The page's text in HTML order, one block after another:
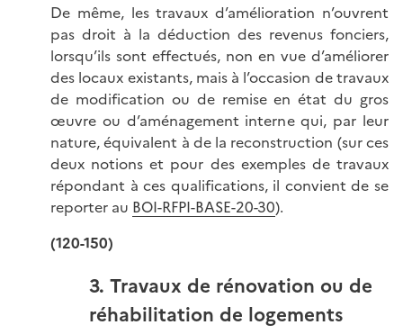
De même, les travaux d’amélioration n’ouvrent
pas droit à la déduction des revenus fonciers,
lorsqu’ils sont effectués, non en vue d’améliorer
des locaux existants, mais à l’occasion de travaux
de modification ou de remise en état du gros
œuvre ou d’aménagement interne qui, par leur
nature, équivalent à de la reconstruction (sur ces
deux notions et pour des exemples de travaux
répondant à ces qualifications, il convient de se
reporter au BOI-RFPI-BASE-20-30).
(120-150)
3. Travaux de rénovation ou de
réhabilitation de logements